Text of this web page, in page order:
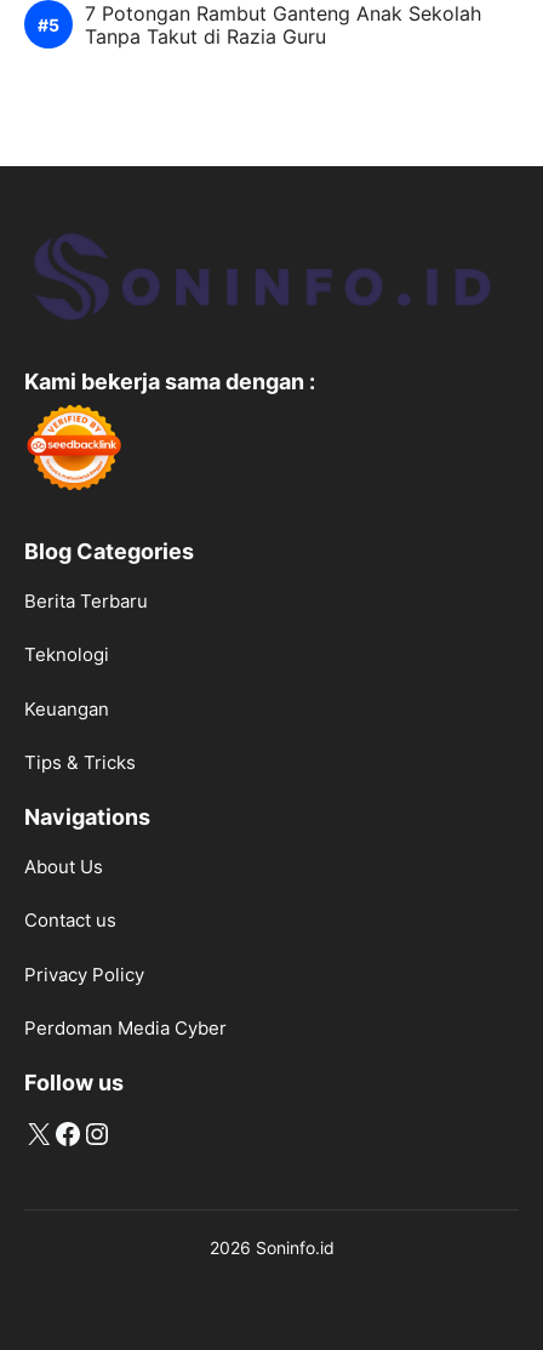
7 Potongan Rambut Ganteng Anak Sekolah
Tanpa Takut di Razia Guru
Kami bekerja sama dengan :
Blog Categories
Berita Terbaru
Teknologi
Keuangan
Tips & Tricks
Navigations
About Us
Contact us
Privacy Policy
Perdoman Media Cyber
Follow us
X Facebook
Instagram
2026 Soninfo.id